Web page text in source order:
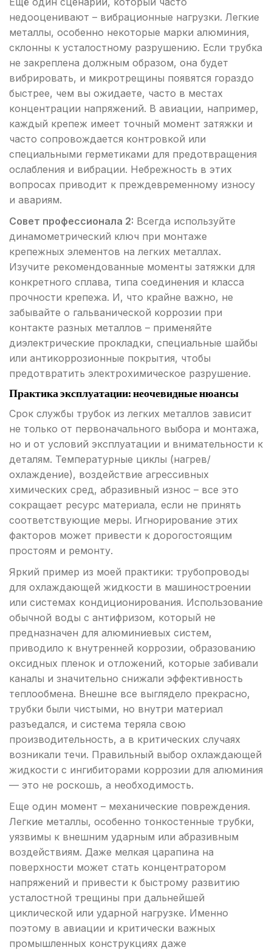
недооценивают – вибрационные нагрузки. Легкие
металлы, особенно некоторые марки алюминия,
склонны к усталостному разрушению. Если трубка
не закреплена должным образом, она будет
вибрировать, и микротрещины появятся гораздо
быстрее, чем вы ожидаете, часто в местах
концентрации напряжений. В авиации, например,
каждый крепеж имеет точный момент затяжки и
часто сопровождается контровкой или
специальными герметиками для предотвращения
ослабления и вибрации. Небрежность в этих
вопросах приводит к преждевременному износу
и авариям.
Совет профессионала 2: Всегда используйте
динамометрический ключ при монтаже
крепежных элементов на легких металлах.
Изучите рекомендованные моменты затяжки для
конкретного сплава, типа соединения и класса
прочности крепежа. И, что крайне важно, не
забывайте о гальванической коррозии при
контакте разных металлов – применяйте
диэлектрические прокладки, специальные шайбы
или антикоррозионные покрытия, чтобы
предотвратить электрохимическое разрушение.
Практика эксплуатации: неочевидные нюансы
Срок службы трубок из легких металлов зависит
не только от первоначального выбора и монтажа,
но и от условий эксплуатации и внимательности к
деталям. Температурные циклы (нагрев/
охлаждение), воздействие агрессивных
химических сред, абразивный износ – все это
сокращает ресурс материала, если не принять
соответствующие меры. Игнорирование этих
факторов может привести к дорогостоящим
простоям и ремонту.
Яркий пример из моей практики: трубопроводы
для охлаждающей жидкости в машиностроении
или системах кондиционирования. Использование
обычной воды с антифризом, который не
предназначен для алюминиевых систем,
приводило к внутренней коррозии, образованию
оксидных пленок и отложений, которые забивали
каналы и значительно снижали эффективность
теплообмена. Внешне все выглядело прекрасно,
трубки были чистыми, но внутри материал
разъедался, и система теряла свою
производительность, а в критических случаях
возникали течи. Правильный выбор охлаждающей
жидкости с ингибиторами коррозии для алюминия
— это не роскошь, а необходимость.
Еще один момент – механические повреждения.
Легкие металлы, особенно тонкостенные трубки,
уязвимы к внешним ударным или абразивным
воздействиям. Даже мелкая царапина на
поверхности может стать концентратором
напряжений и привести к быстрому развитию
усталостной трещины при дальнейшей
циклической или ударной нагрузке. Именно
поэтому в авиации и критически важных
промышленных конструкциях даже